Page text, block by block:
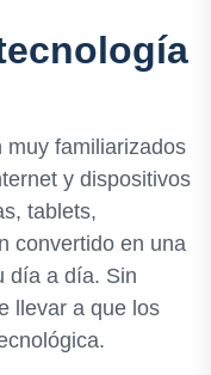
muy familiarizados
y dispositivos
tablets,
convertido en una
día a día. Sin
llevar a que los